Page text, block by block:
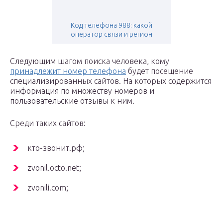
Код телефона 988: какой
оператор связи и регион
Следующим шагом поиска человека, кому
принадлежит номер телефона будет посещение
специализированных сайтов. На которых содержится
информация по множеству номеров и
пользовательские отзывы к ним.
Среди таких сайтов:
кто-звонит.рф;
zvonil.octo.net;
zvonili.com;